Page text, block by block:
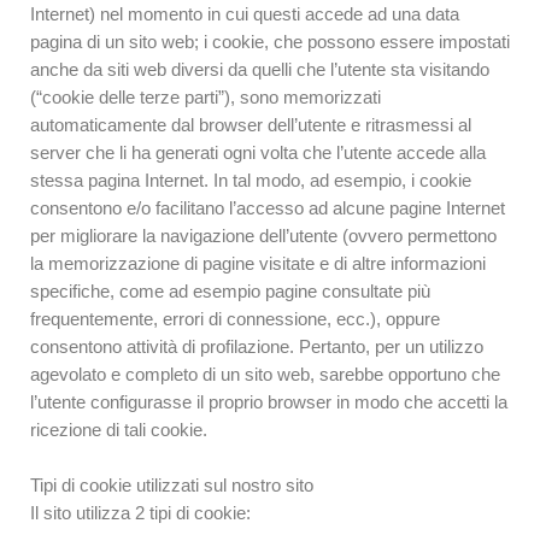
Internet) nel momento in cui questi accede ad una data
pagina di un sito web; i cookie, che possono essere impostati
anche da siti web diversi da quelli che l’utente sta visitando
(“cookie delle terze parti”), sono memorizzati
automaticamente dal browser dell’utente e ritrasmessi al
server che li ha generati ogni volta che l’utente accede alla
stessa pagina Internet. In tal modo, ad esempio, i cookie
consentono e/o facilitano l’accesso ad alcune pagine Internet
per migliorare la navigazione dell’utente (ovvero permettono
la memorizzazione di pagine visitate e di altre informazioni
specifiche, come ad esempio pagine consultate più
frequentemente, errori di connessione, ecc.), oppure
consentono attività di profilazione. Pertanto, per un utilizzo
agevolato e completo di un sito web, sarebbe opportuno che
l’utente configurasse il proprio browser in modo che accetti la
ricezione di tali cookie.
Tipi di cookie utilizzati sul nostro sito
Il sito utilizza 2 tipi di cookie: